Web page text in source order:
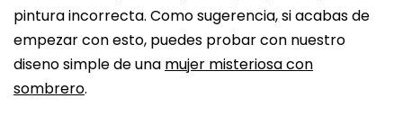
pintura incorrecta. Como sugerencia, si acabas de
empezar con esto, puedes probar con nuestro
diseno simple de una mujer misteriosa con
sombrero.